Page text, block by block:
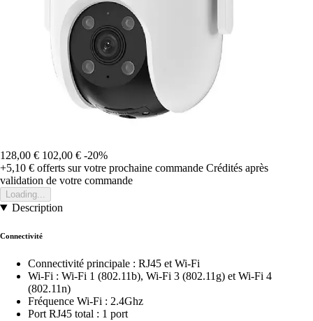
128,00 € 102,00 € -20%
+5,10 € offerts sur votre prochaine commande Crédités après
validation de votre commande
Loading...
Description
Connectivité
Connectivité principale : RJ45 et Wi-Fi
Wi-Fi : Wi-Fi 1 (802.11b), Wi-Fi 3 (802.11g) et Wi-Fi 4
(802.11n)
Fréquence Wi-Fi : 2.4Ghz
Port RJ45 total : 1 port